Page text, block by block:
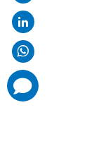
comments
added